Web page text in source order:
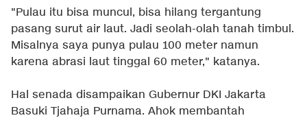
"Pulau itu bisa muncul, bisa hilang tergantung
pasang surut air laut. Jadi seolah-olah tanah timbul.
Misalnya saya punya pulau 100 meter namun
karena abrasi laut tinggal 60 meter," katanya.
Hal senada disampaikan Gubernur DKI Jakarta
Basuki Tjahaja Purnama. Ahok membantah